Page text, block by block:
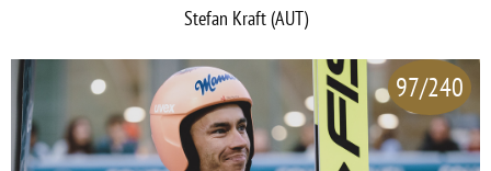
Stefan Kraft (AUT)
97/240